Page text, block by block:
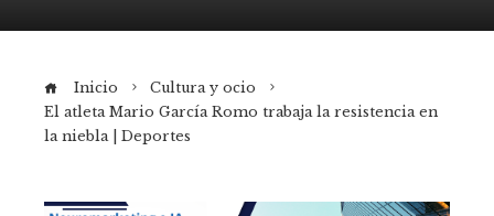
Inicio
Cultura y ocio
El atleta Mario García Romo trabaja la resistencia en
la niebla | Deportes